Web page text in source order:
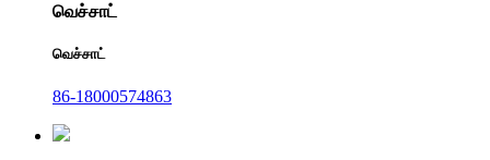
வெச்சாட்
வெச்சாட்
86-18000574863